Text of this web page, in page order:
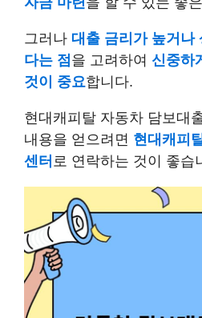
그러나 대출 금리가 높거나
다는 점 을 고려하여 신중하
것이 중요합니다.
현대캐피탈 자동차 담보대
내용을 얻으려면 현대캐피
센터 로 연락하는 것이 좋습